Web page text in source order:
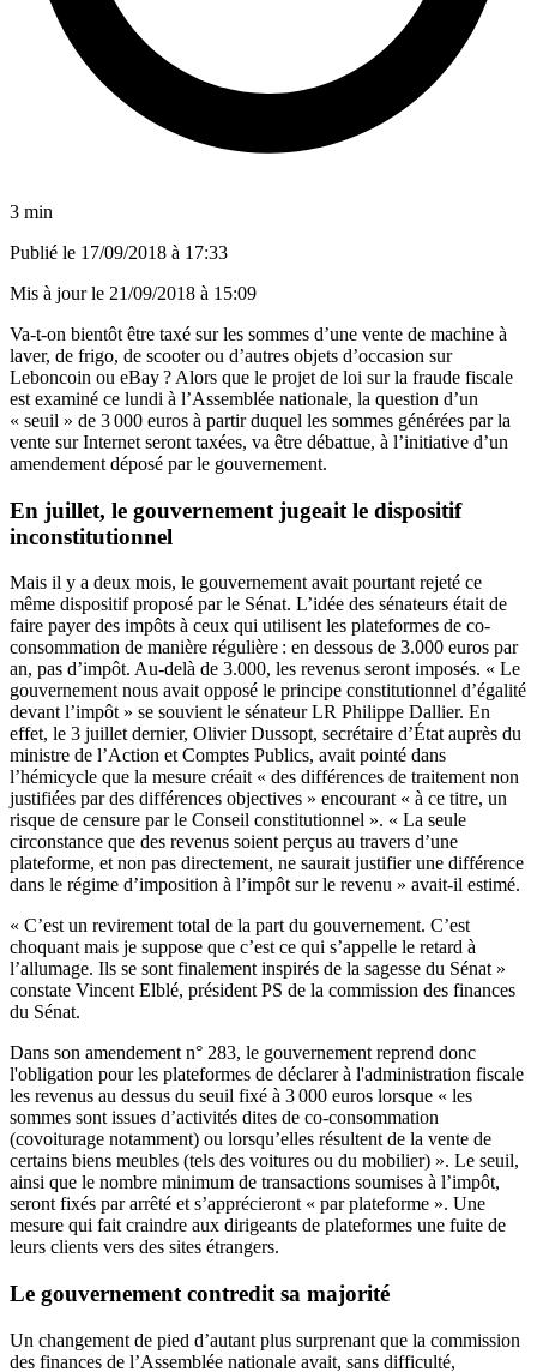
3 min
Publié le 17/09/2018 à 17:33
Mis à jour le 21/09/2018 à 15:09
Va-t-on bientôt être taxé sur les sommes d’une vente de machine à
laver, de frigo, de scooter ou d’autres objets d’occasion sur
Leboncoin ou eBay ? Alors que le projet de loi sur la fraude fiscale
est examiné ce lundi à l’Assemblée nationale, la question d’un
« seuil » de 3 000 euros à partir duquel les sommes générées par la
vente sur Internet seront taxées, va être débattue, à l’initiative d’un
amendement déposé par le gouvernement.
En juillet, le gouvernement jugeait le dispositif
inconstitutionnel
Mais il y a deux mois, le gouvernement avait pourtant rejeté ce
même dispositif proposé par le Sénat. L’idée des sénateurs était de
faire payer des impôts à ceux qui utilisent les plateformes de co-
consommation de manière régulière : en dessous de 3.000 euros par
an, pas d’impôt. Au-delà de 3.000, les revenus seront imposés. « Le
gouvernement nous avait opposé le principe constitutionnel d’égalité
devant l’impôt » se souvient le sénateur LR Philippe Dallier. En
effet, le 3 juillet dernier, Olivier Dussopt, secrétaire d’État auprès du
ministre de l’Action et Comptes Publics, avait pointé dans
l’hémicycle que la mesure créait « des différences de traitement non
justifiées par des différences objectives » encourant « à ce titre, un
risque de censure par le Conseil constitutionnel ». « La seule
circonstance que des revenus soient perçus au travers d’une
plateforme, et non pas directement, ne saurait justifier une différence
dans le régime d’imposition à l’impôt sur le revenu » avait-il estimé.
« C’est un revirement total de la part du gouvernement. C’est
choquant mais je suppose que c’est ce qui s’appelle le retard à
l’allumage. Ils se sont finalement inspirés de la sagesse du Sénat »
constate Vincent Elblé, président PS de la commission des finances
du Sénat.
Dans son amendement n° 283, le gouvernement reprend donc
l'obligation pour les plateformes de déclarer à l'administration fiscale
les revenus au dessus du seuil fixé à 3 000 euros lorsque « les
sommes sont issues d’activités dites de co-consommation
(covoiturage notamment) ou lorsqu’elles résultent de la vente de
certains biens meubles (tels des voitures ou du mobilier) ». Le seuil,
ainsi que le nombre minimum de transactions soumises à l’impôt,
seront fixés par arrêté et s’apprécieront « par plateforme ». Une
mesure qui fait craindre aux dirigeants de plateformes une fuite de
leurs clients vers des sites étrangers.
Le gouvernement contredit sa majorité
Un changement de pied d’autant plus surprenant que la commission
des finances de l’Assemblée nationale avait, sans difficulté,